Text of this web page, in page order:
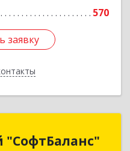
570
заявку
заявку
"СофтБаланс"
"СофтБаланс"